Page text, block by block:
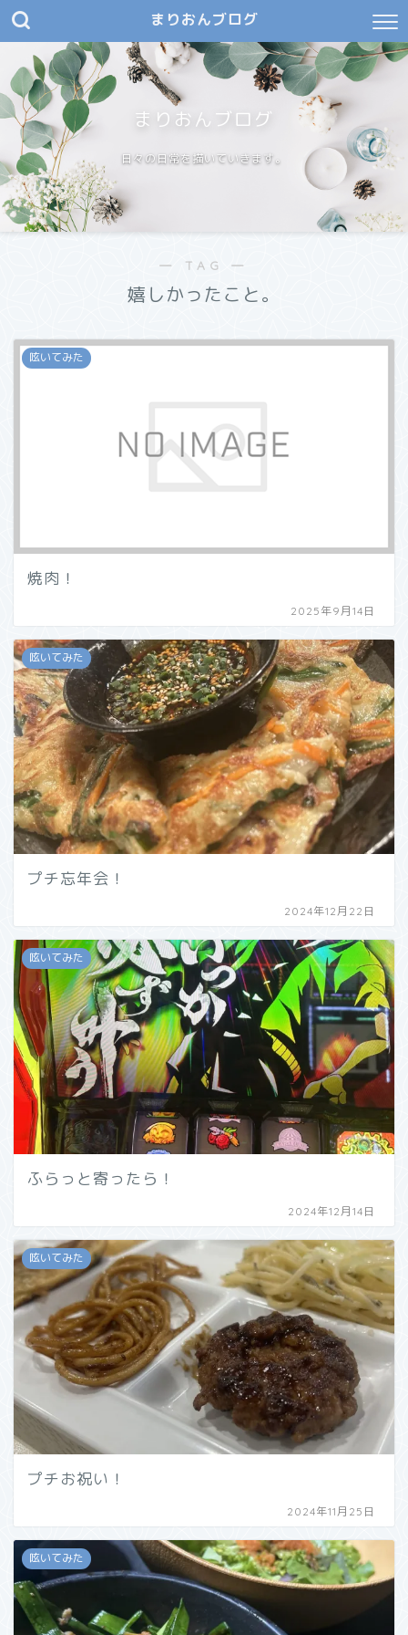
まりおんブログ
まりおんブログ
日々の日常を描いていきます。
― TAG ―
嬉しかったこと。
呟いてみた
焼肉！
2025年9月14日
呟いてみた
プチ忘年会！
2024年12月22日
呟いてみた
ふらっと寄ったら！
2024年12月14日
呟いてみた
プチお祝い！
2024年11月25日
呟いてみた